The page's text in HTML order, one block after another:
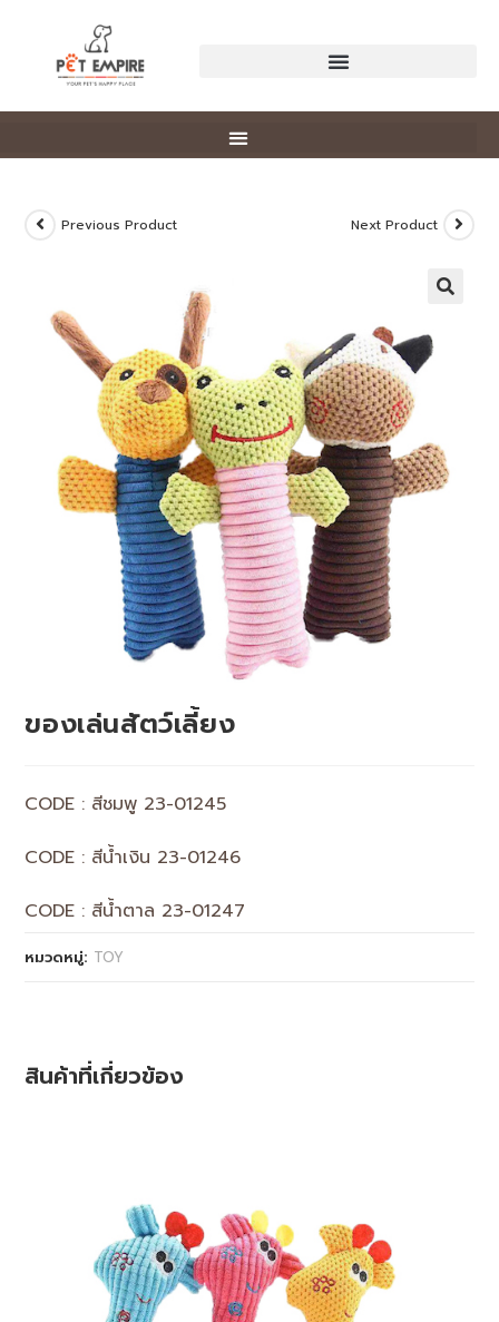
Previous Product Next Product
ของเล่นสัตว์เลี้ยง
CODE : สีชมพู 23-01245
CODE : สีน้ำเงิน 23-01246
CODE : สีน้ำตาล 23-01247
หมวดหมู่: TOY
สินค้าที่เกี่ยวข้อง